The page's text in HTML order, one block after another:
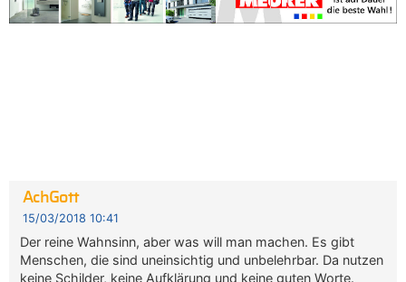
AchGott
15/03/2018 10:41
Der reine Wahnsinn, aber was will man machen. Es gibt
Menschen, die sind uneinsichtig und unbelehrbar. Da nutzen
keine Schilder, keine Aufklärung und keine guten Worte.